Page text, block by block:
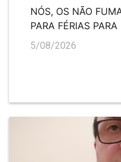
NÓS, OS NÃO
PARA FÉRIAS
5/08/2026